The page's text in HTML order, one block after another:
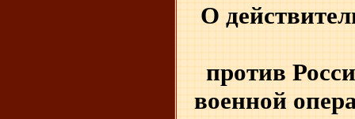
О
против
военной